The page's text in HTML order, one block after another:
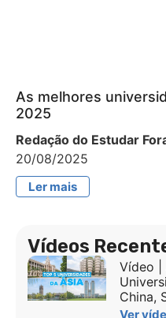
As melhores
2025
Redação do Estudar
20/08/2025
Ler mais
Vídeos
Vídeo |
China,
Ver